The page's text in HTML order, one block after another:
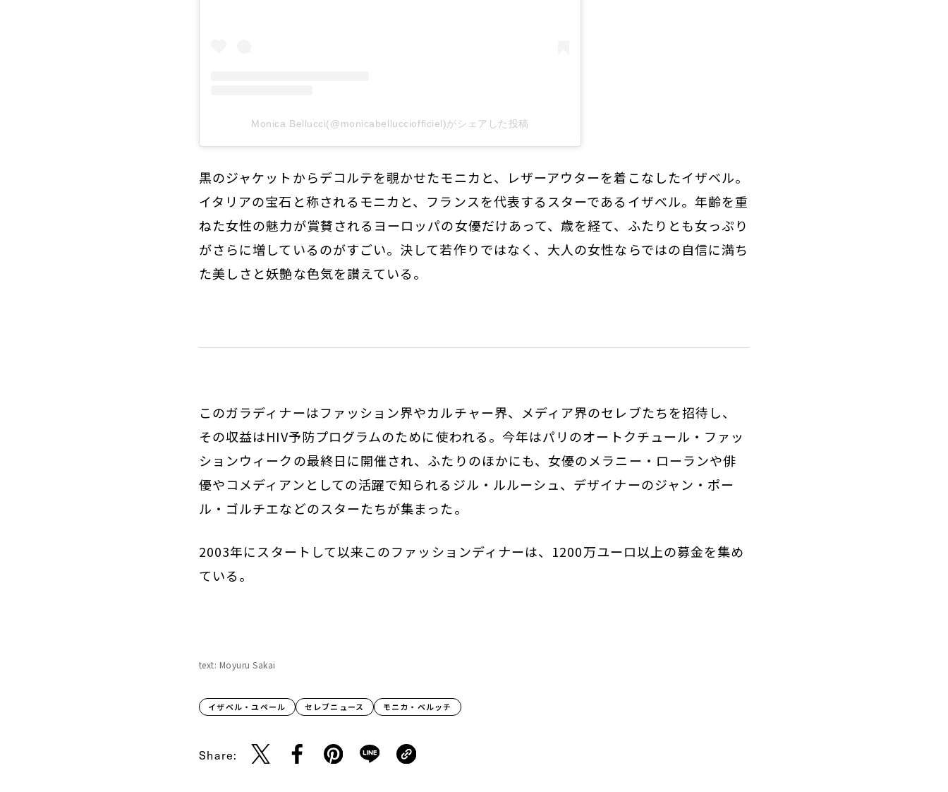
Monica Bellucci(@monicabellucciofficiel)がシェアした投稿
黒のジャケットからデコルテを覗かせたモニカと、レザーアウターを着こなしたイザベル。
イタリアの宝石と称されるモニカと、フランスを代表するスターであるイザベル。年齢を重
ねた女性の魅力が賞賛されるヨーロッパの女優だけあって、歳を経て、ふたりとも女っぷり
がさらに増しているのがすごい。決して若作りではなく、大人の女性ならではの自信に満ち
た美しさと妖艶な色気を讃えている。
このガラディナーはファッション界やカルチャー界、メディア界のセレブたちを招待し、
その収益はHIV予防プログラムのために使われる。今年はパリのオートクチュール・ファッ
ションウィークの最終日に開催され、ふたりのほかにも、女優のメラニー・ローランや俳
優やコメディアンとしての活躍で知られるジル・ルルーシュ、デザイナーのジャン・ポー
ル・ゴルチエなどのスターたちが集まった。
2003年にスタートして以来このファッションディナーは、1200万ユーロ以上の募金を集め
ている。
text: Moyuru Sakai
イザベル・ユペール セレブニュース モニカ・ベルッチ
Share: